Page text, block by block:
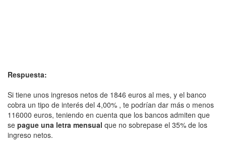
Respuesta:
Si tiene unos ingresos netos de 1846 euros al mes, y el banco
cobra un tipo de interés del 4,00% , te podrían dar más o menos
116000 euros, teniendo en cuenta que los bancos admiten que
se pague una letra mensual que no sobrepase el 35% de los
ingreso netos.